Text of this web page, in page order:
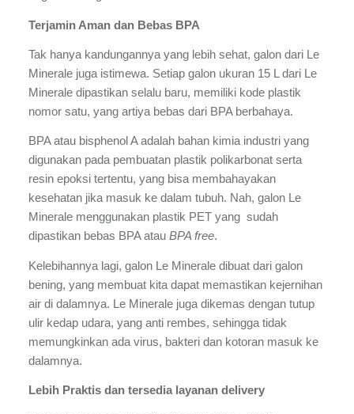
Terjamin Aman dan Bebas BPA
Tak hanya kandungannya yang lebih sehat, galon dari Le
Minerale juga istimewa. Setiap galon ukuran 15 L dari Le
Minerale dipastikan selalu baru, memiliki kode plastik
nomor satu, yang artiya bebas dari BPA berbahaya.
BPA atau bisphenol A adalah bahan kimia industri yang
digunakan pada pembuatan plastik polikarbonat serta
resin epoksi tertentu, yang bisa membahayakan
kesehatan jika masuk ke dalam tubuh. Nah, galon Le
Minerale menggunakan plastik PET yang  sudah
dipastikan bebas BPA atau BPA free.
Kelebihannya lagi, galon Le Minerale dibuat dari galon
bening, yang membuat kita dapat memastikan kejernihan
air di dalamnya. Le Minerale juga dikemas dengan tutup
ulir kedap udara, yang anti rembes, sehingga tidak
memungkinkan ada virus, bakteri dan kotoran masuk ke
dalamnya.
Lebih Praktis dan tersedia layanan delivery